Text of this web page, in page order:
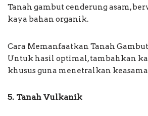
Tanah gambut cenderung asam,
kaya bahan organik.
Cara Memanfaatkan Tanah
Untuk hasil optimal, tambahkan
khusus guna menetralkan
5. Tanah Vulkanik